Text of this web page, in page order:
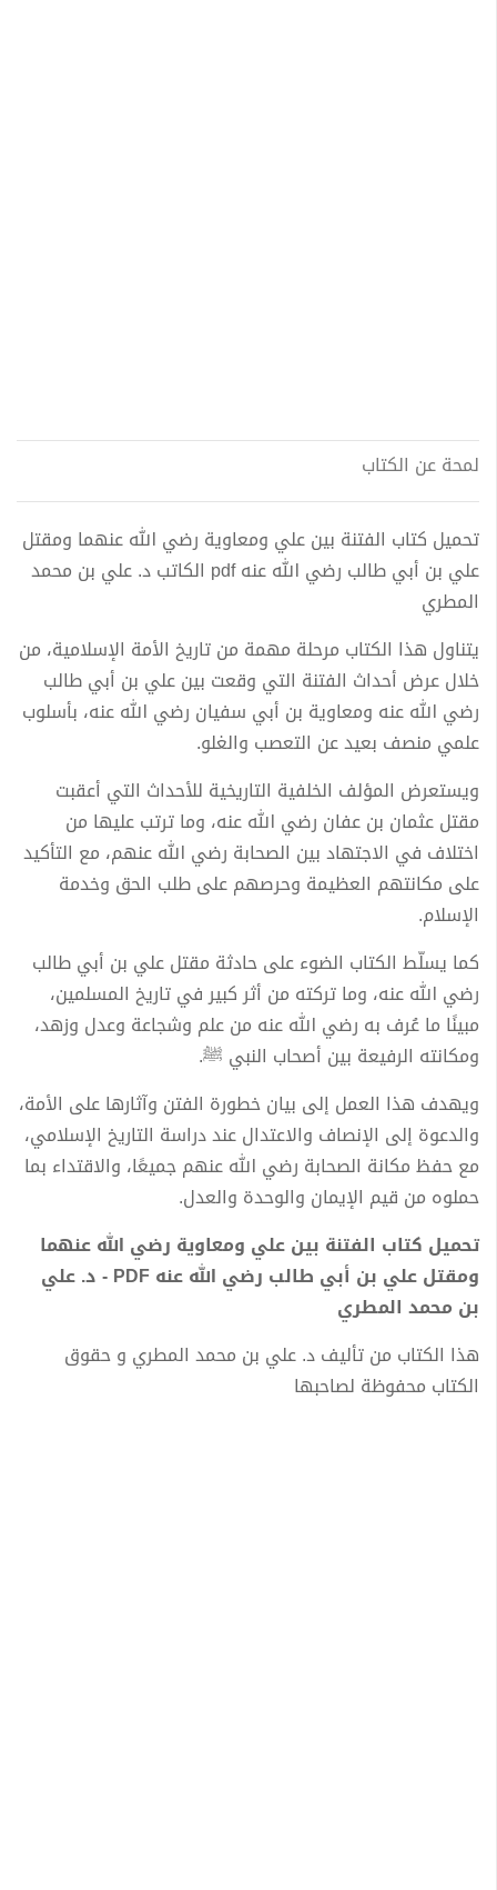
لمحة عن الكتاب
تحميل كتاب الفتنة بين علي ومعاوية رضي الله عنهما ومقتل
علي بن أبي طالب رضي الله عنه pdf الكاتب د. علي بن محمد
المطري
يتناول هذا الكتاب مرحلة مهمة من تاريخ الأمة الإسلامية، من
خلال عرض أحداث الفتنة التي وقعت بين علي بن أبي طالب
رضي الله عنه ومعاوية بن أبي سفيان رضي الله عنه، بأسلوب
علمي منصف بعيد عن التعصب والغلو.
ويستعرض المؤلف الخلفية التاريخية للأحداث التي أعقبت
مقتل عثمان بن عفان رضي الله عنه، وما ترتب عليها من
اختلاف في الاجتهاد بين الصحابة رضي الله عنهم، مع التأكيد
على مكانتهم العظيمة وحرصهم على طلب الحق وخدمة
الإسلام.
كما يسلّط الكتاب الضوء على حادثة مقتل علي بن أبي طالب
رضي الله عنه، وما تركته من أثر كبير في تاريخ المسلمين،
مبينًا ما عُرف به رضي الله عنه من علم وشجاعة وعدل وزهد،
ومكانته الرفيعة بين أصحاب النبي ﷺ.
ويهدف هذا العمل إلى بيان خطورة الفتن وآثارها على الأمة،
والدعوة إلى الإنصاف والاعتدال عند دراسة التاريخ الإسلامي،
مع حفظ مكانة الصحابة رضي الله عنهم جميعًا، والاقتداء بما
حملوه من قيم الإيمان والوحدة والعدل.
تحميل كتاب الفتنة بين علي ومعاوية رضي الله عنهما
ومقتل علي بن أبي طالب رضي الله عنه PDF - د. علي
بن محمد المطري
هذا الكتاب من تأليف د. علي بن محمد المطري و حقوق
الكتاب محفوظة لصاحبها